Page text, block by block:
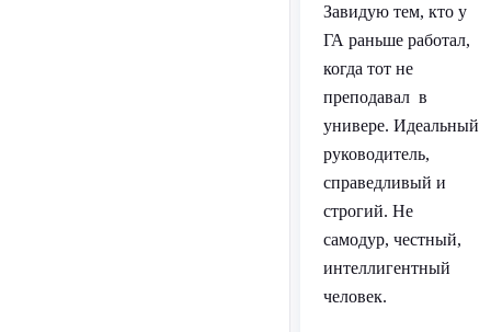
Завидую тем, кто у
ГА раньше работал,
когда тот не
преподавал в
универе. Идеальный
руководитель,
справедливый и
строгий. Не
самодур, честный,
интеллигентный
человек.